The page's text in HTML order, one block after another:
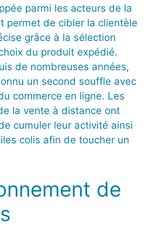
parmi les acteurs de la
permet de cibler la clientèle
grâce à la sélection
du produit expédié.
de nombreuses années,
un second souffle avec
commerce en ligne. Les
la vente à distance ont
cumuler leur activité ainsi
colis afin de toucher un
de